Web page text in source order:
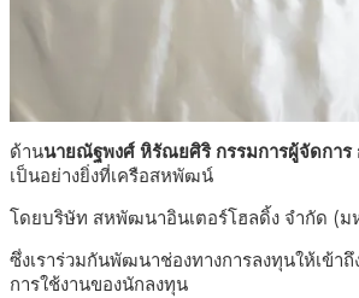
ด้านนายณัฐพงศ์ หิรัณยศิริ กรรมการผู้จัดการ
เป็นอย่างยิ่งที่เครือสหพัฒน์
โดยบริษัท สหพัฒนาอินเตอร์โฮลดิ้ง จำกัด (ม
ซึ่งเราร่วมกันพัฒนาช่องทางการลงทุนให้เข้
การใช้งานของนักลงทุน